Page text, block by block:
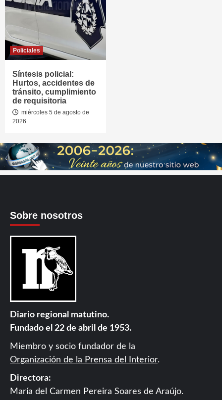
Policiales
Síntesis policial:
Hurtos, accidentes de
tránsito, cumplimiento
de requisitoria
miércoles 5 de agosto de
2026
Sobre nosotros
Diario regional matutino.
Fundado el 22 de abril de 1953.
Miembro y socio fundador de la
Organización de la Prensa del Interior.
Directora:
María del Carmen Pereira Soares de Araújo.